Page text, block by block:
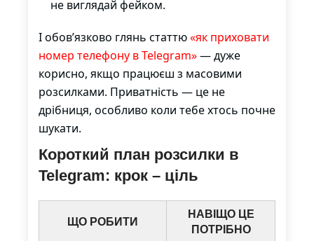
не виглядай фейком.
І обов’язково глянь статтю«як приховати
номер телефону в Telegram»— дуже
корисно, якщо працюєш з масовими
розсилками. Приватність — це не
дрібниця, особливо коли тебе хтось почне
шукати.
Короткий план розсилки в
Telegram: крок – ціль
ЩО РОБИТИ
НАВІЩО ЦЕ
ПОТРІБНО